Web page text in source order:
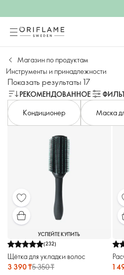
Магазин по продуктам
Инструменты и принадлежности
Показать результаты 17
РЕКОМЕНДОВАННОЕ
Кондиционер
Маска
УСПЕЙТЕ КУПИТЬ
(232)
Щётка для укладки волос
3 390 ₸5 350 ₸
1